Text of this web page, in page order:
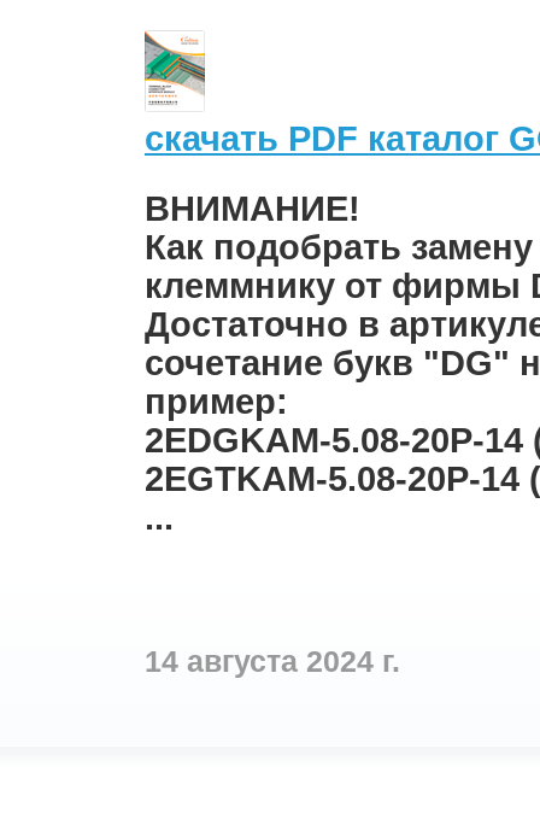
скачать PDF каталог
ВНИМАНИЕ!
Как подобрать
клеммнику от фирмы
Достаточно в
сочетание букв "DG"
пример:
2EDGKAM-5.08-20P-14
2EGTKAM-5.08-20P-14
...
14 августа 2024 г.